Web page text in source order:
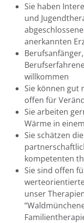
Sie haben
und
anerkannten
willkommen
Sie können gut
offen für
Sie arbeiten
Wärme in
Sie schätzen
kompetenten
Sie sind offen
unser